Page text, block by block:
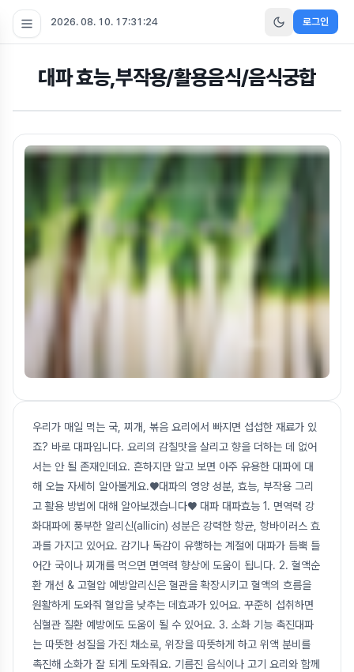
2026. 08. 10. 17:31:25 로그인
대파 효능,부작용/활용음식/음식궁합
우리가 매일 먹는 국, 찌개, 볶음 요리에서 빠지면 섭섭한 재료가 있
죠? 바로 대파입니다. 요리의 감칠맛을 살리고 향을 더하는 데 없어
서는 안 될 존재인데요. 흔하지만 알고 보면 아주 유용한 대파에 대
해 오늘 자세히 알아볼게요.♥대파의 영양 성분, 효능, 부작용 그리
고 활용 방법에 대해 알아보겠습니다♥ 대파 대파효능 1. 면역력 강
화대파에 풍부한 알리신(allicin) 성분은 강력한 항균, 항바이러스 효
과를 가지고 있어요. 감기나 독감이 유행하는 계절에 대파가 듬뿍 들
어간 국이나 찌개를 먹으면 면역력 향상에 도움이 됩니다. 2. 혈액순
환 개선 & 고혈압 예방알리신은 혈관을 확장시키고 혈액의 흐름을
원활하게 도와줘 혈압을 낮추는 데효과가 있어요. 꾸준히 섭취하면
심혈관 질환 예방에도 도움이 될 수 있어요. 3. 소화 기능 촉진대파
는 따뜻한 성질을 가진 채소로, 위장을 따뜻하게 하고 위액 분비를
촉진해 소화가 잘 되게 도와줘요. 기름진 음식이나 고기 요리와 함께